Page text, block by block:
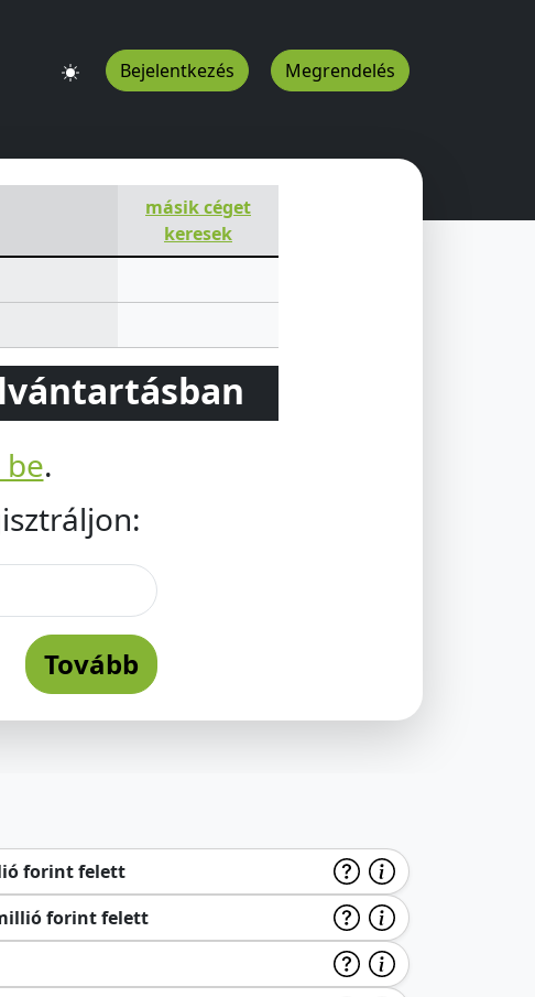
Bejelentkezés Megrendelés
másik céget
keresek
.
Tovább
forint felett
forint felett